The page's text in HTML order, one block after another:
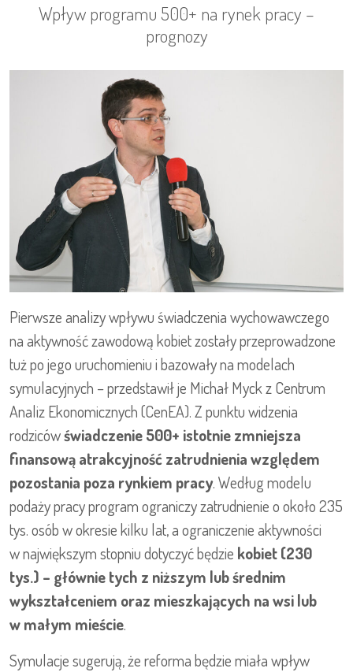
Wpływ programu 500+ na rynek pracy –
prognozy
Pierwsze analizy wpływu świadczenia wychowawczego
na aktywność zawodową kobiet zostały przeprowadzone
tuż po jego uruchomieniu i bazowały na modelach
symulacyjnych – przedstawił je Michał Myck z Centrum
Analiz Ekonomicznych (CenEA). Z punktu widzenia
rodzicówświadczenie 500+ istotnie zmniejsza
finansową atrakcyjność zatrudnienia względem
pozostania poza rynkiem pracy. Według modelu
podaży pracy program ograniczy zatrudnienie o około 235
tys. osób w okresie kilku lat, a ograniczenie aktywności
w największym stopniu dotyczyć będzie kobiet (230
tys.) – głównie tych z niższym lub średnim
wykształceniem oraz mieszkających na wsi lub
w małym mieście.
Symulacje sugerują, że reforma będzie miała wpływ